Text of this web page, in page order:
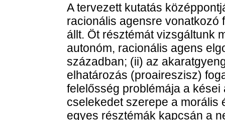
A tervezett kutatás
racionális agensre vonatkozó
állt. Öt résztémát vizsgáltunk
autonóm, racionális agens
században; (ii) az
elhatározás (proaireszisz)
felelősség problémája a
cselekedet szerepe a morális
egyes résztémák kapcsán a